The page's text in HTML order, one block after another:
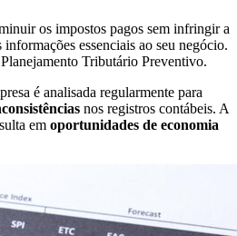
os impostos pagos sem infringir a
essenciais ao seu negócio.
Tributário Preventivo.
é analisada regularmente para
nos registros contábeis. A
em oportunidades de economia